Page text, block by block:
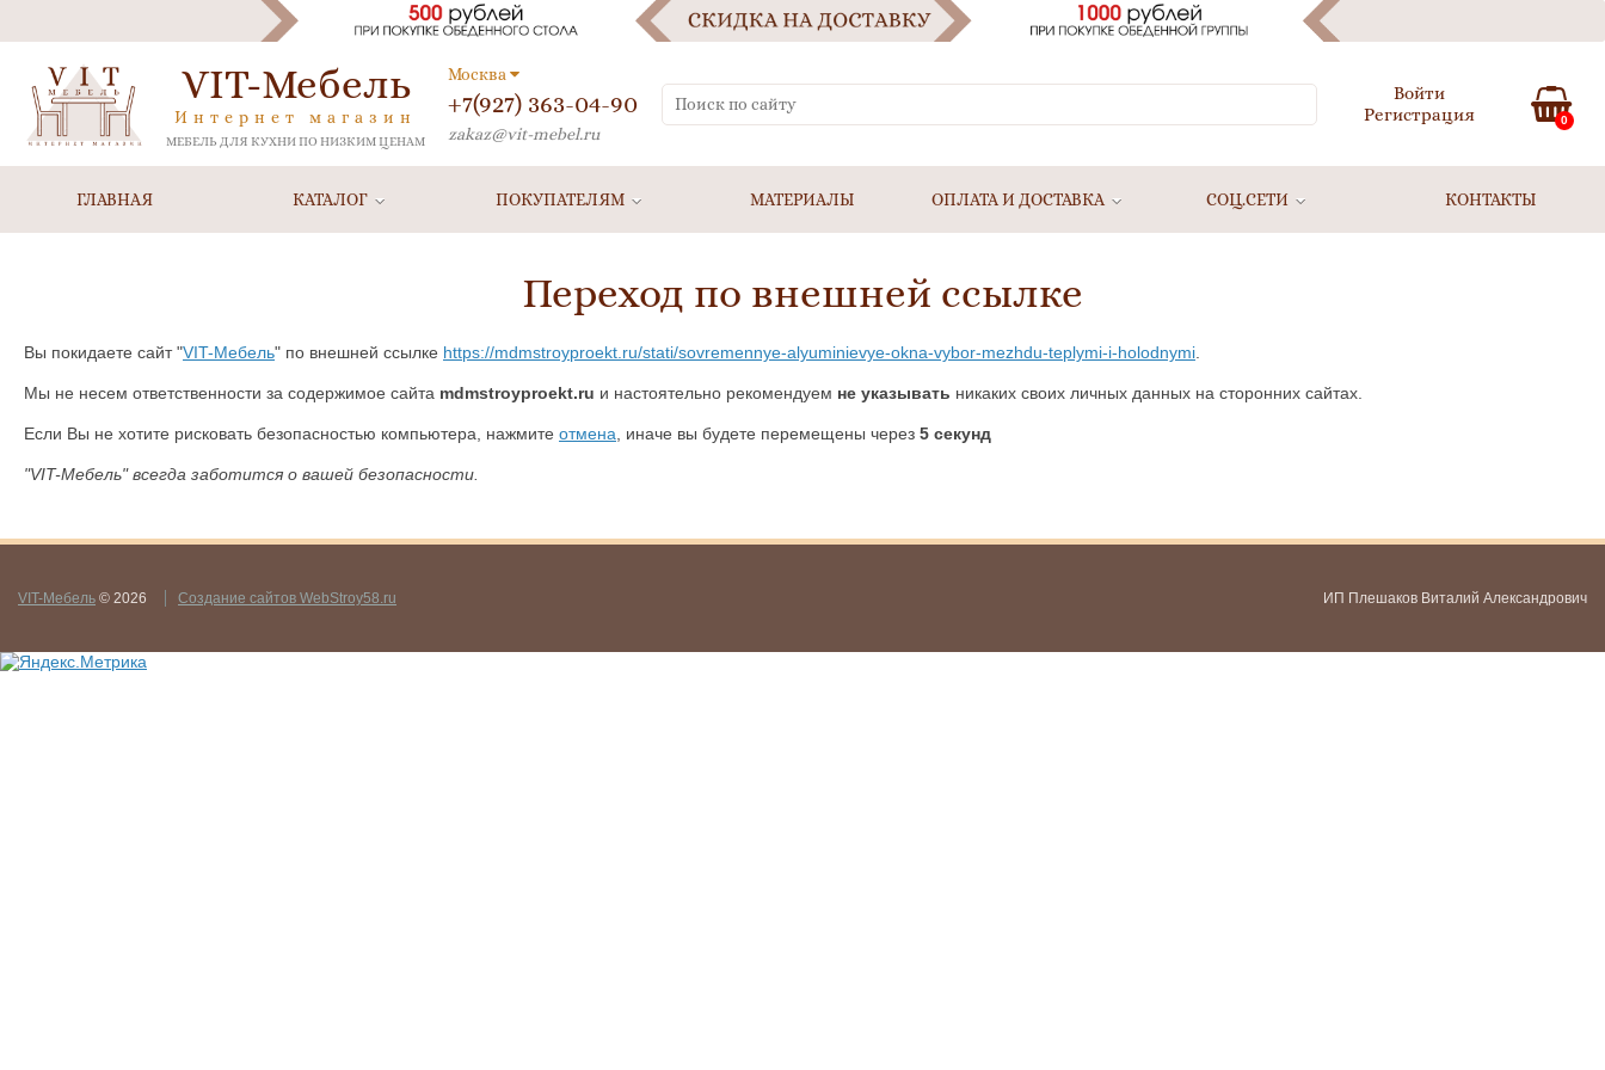
VIT-Мебель
Интернет магазин
МЕБЕЛЬ ДЛЯ КУХНИ ПО НИЗКИМ ЦЕНАМ
Москва
+7(927) 363-04-90
zakaz@vit-mebel.ru
Войти
Регистрация
0
ГЛАВНАЯ КАТАЛОГ ПОКУПАТЕЛЯМ МАТЕРИАЛЫ ОПЛАТА И ДОСТАВКА СОЦ.СЕТИ КОНТАКТЫ
Переход по внешней ссылке
Вы покидаете сайт "VIT-Мебель" по внешней ссылке https://mdmstroyproekt.ru/stati/sovremennye-alyuminievye-okna-vybor-mezhdu-teplymi-i-holodnymi
Мы не несем ответственности за содержимое сайта mdmstroyproekt.ru и настоятельно рекомендуем не указывать никаких своих личных данных на сторонних сайтах.
Если Вы не хотите рисковать безопасностью компьютера, нажмите отмена , иначе вы будете перемещены через 5 секунд
"VIT-Мебель" всегда заботится о вашей безопасности.
VIT-Мебель © 2026 Создание сайтов WebStroy58.ru ИП Плешаков Виталий Александрович